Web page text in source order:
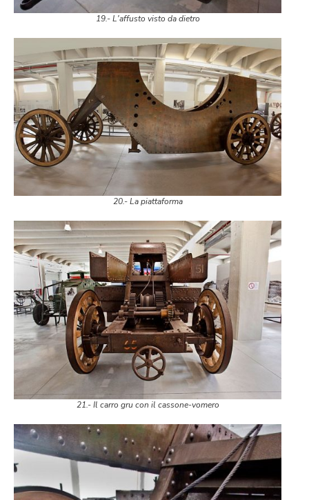
19.- L'affusto visto da dietro
20.- La piattaforma
21.- Il carro gru con il cassone-vomero